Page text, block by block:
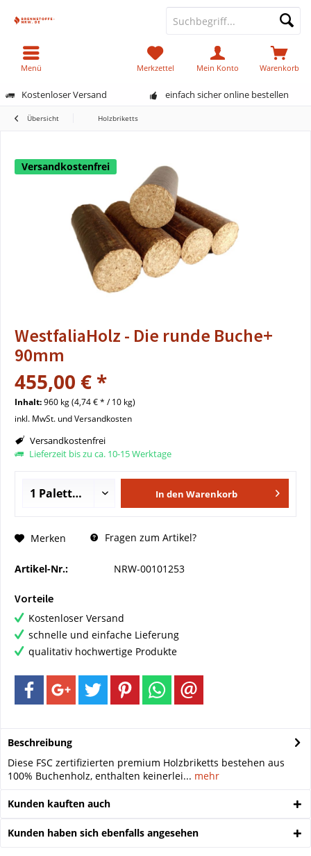
Kostenloser Versand einfach sicher online bestellen
Warenkorb
Merkzettel Mein Konto
Menü
Übersicht Holzbriketts
Versandkostenfrei
WestfaliaHolz - Die runde Buche+
90mm
455,00 € *
Inhalt:960 kg (4,74 € * / 10 kg)
inkl. MwSt. und Versandkosten
Versandkostenfrei
Lieferzeit bis zu ca. 10-15 Werktage
In den Warenkorb
Merken Fragen zum Artikel?
Artikel-Nr.: NRW-00101253
Vorteile
Kostenloser Versand
schnelle und einfache Lieferung
qualitativ hochwertige Produkte
Beschreibung
Diese FSC zertifizierten premium Holzbriketts bestehen aus
100% Buchenholz, enthalten keinerlei... mehr
Kunden kauften auch
Kunden haben sich ebenfalls angesehen